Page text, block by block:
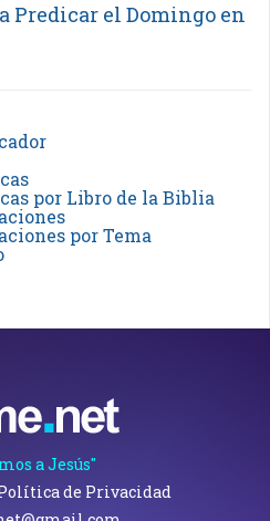
Predicar el Domingo en
por Libro de la Biblia
por Tema
a Jesús"
de Privacidad